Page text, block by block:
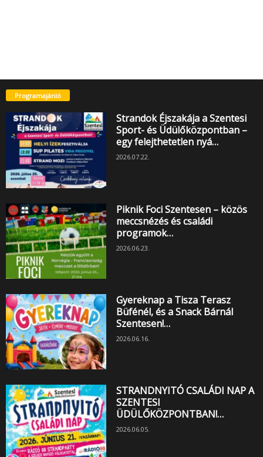
Programajánló
Strandok Éjszakája a Szentesi
Sport- és Üdülőközpontban –
egy felejthetetlen nyá…
2026.07.22.
Piknik Foci Szentesen – közös
meccsnézés és családi
programok…
2026.06.23.
Gyereknap a Tisza Terasz
Büfénél, és a Snack Bárnál
Szentesen!…
2026.06.16.
STRANDNYITÓ CSALÁDI NAP A
SZENTESI
ÜDÜLŐKÖZPONTBAN!…
2026.06.05.